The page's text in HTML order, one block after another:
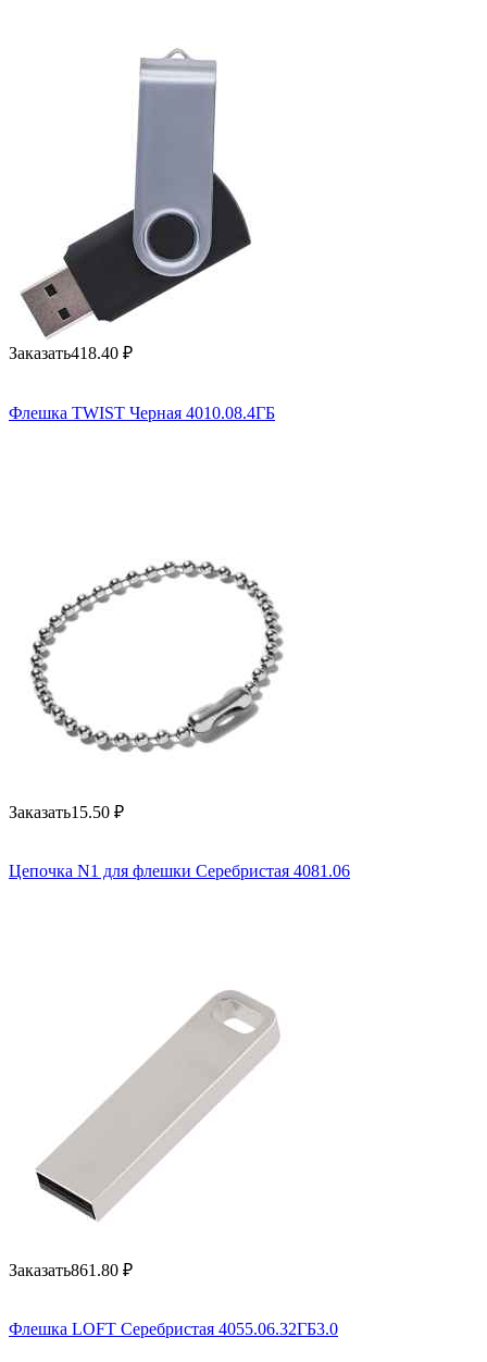
Заказать418.40 ₽
Флешка TWIST Черная 4010.08.4ГБ
Заказать15.50 ₽
Цепочка N1 для флешки Серебристая 4081.06
Заказать861.80 ₽
Флешка LOFT Серебристая 4055.06.32ГБ3.0